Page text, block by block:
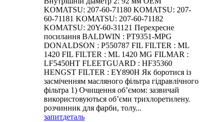
KOMATSU: 207-60-71180 KOMATSU: 207-
60-71181 KOMATSU: 207-60-71182
KOMATSU: 20Y-60-31121 Перехресне
посилання BALDWIN : PT9351-MPG
DONALDSON : P550787 FIL FILTER : ML
1420 FIL FILTER : ML 1420 MG FILMAR :
LF5450HT FLEETGUARD : HF35360
HENGST FILTER : EY890H Як боротися із
засміченням масляного фільтра гідравлічного
фільтра 1) Очищення об’ємом: зазвичай
використовуються об’єми трихлоретилену.
розчинник для фарби, толу...
запитдеталь